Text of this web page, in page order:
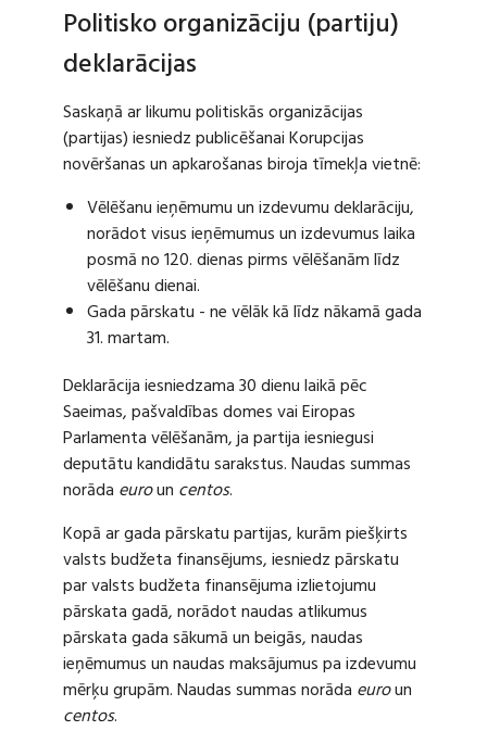
Politisko organizāciju (partiju)
deklarācijas
Saskaņā ar likumu politiskās organizācijas
(partijas) iesniedz publicēšanai Korupcijas
novēršanas un apkarošanas biroja tīmekļa vietnē:
Vēlēšanu ieņēmumu un izdevumu deklarāciju,
norādot visus ieņēmumus un izdevumus laika
posmā no 120. dienas pirms vēlēšanām līdz
vēlēšanu dienai.
Gada pārskatu - ne vēlāk kā līdz nākamā gada
31. martam.
Deklarācija iesniedzama 30 dienu laikā pēc
Saeimas, pašvaldības domes vai Eiropas
Parlamenta vēlēšanām, ja partija iesniegusi
deputātu kandidātu sarakstus. Naudas summas
norāda euroun centos.
Kopā ar gada pārskatu partijas, kurām piešķirts
valsts budžeta finansējums, iesniedz pārskatu
par valsts budžeta finansējuma izlietojumu
pārskata gadā, norādot naudas atlikumus
pārskata gada sākumā un beigās, naudas
ieņēmumus un naudas maksājumus pa izdevumu
mērķu grupām. Naudas summas norāda euroun
centos.